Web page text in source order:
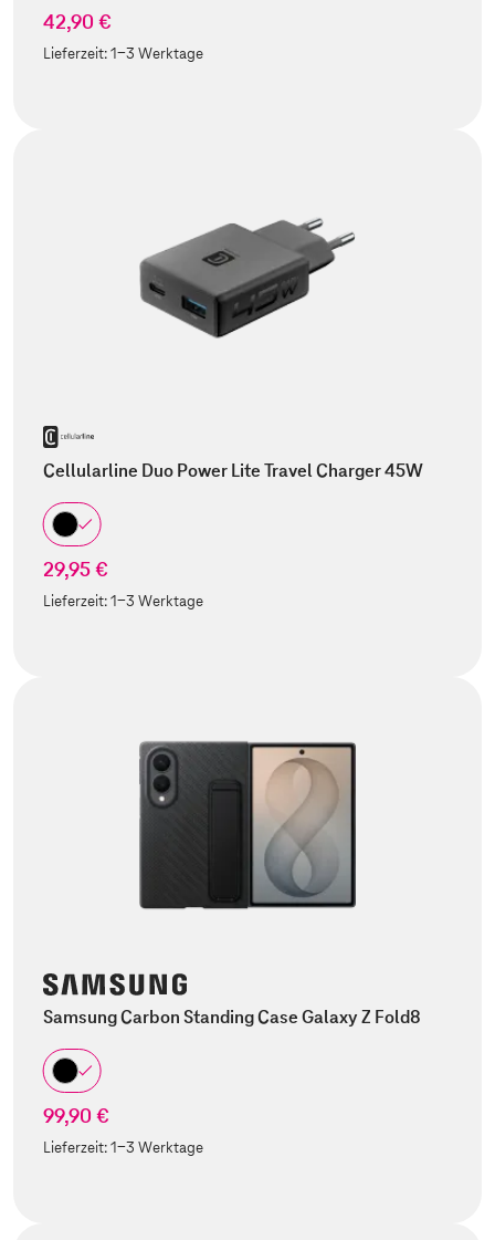
42,90 €
Lieferzeit:1-3 Werktage
Cellularline Duo Power Lite Travel Charger 45W
29,95 €
Lieferzeit:1-3 Werktage
Samsung Carbon Standing Case Galaxy Z Fold8
99,90 €
Lieferzeit:1-3 Werktage